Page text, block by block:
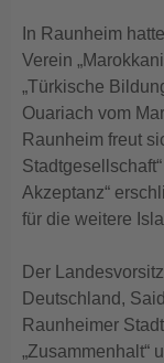
In Raunheim
Verein
„Türkische
Ouariach vom
Raunheim freut
Akzeptanz“
für die weitere
Der
Deutschland,
Raunheimer
„Zusammenhalt“